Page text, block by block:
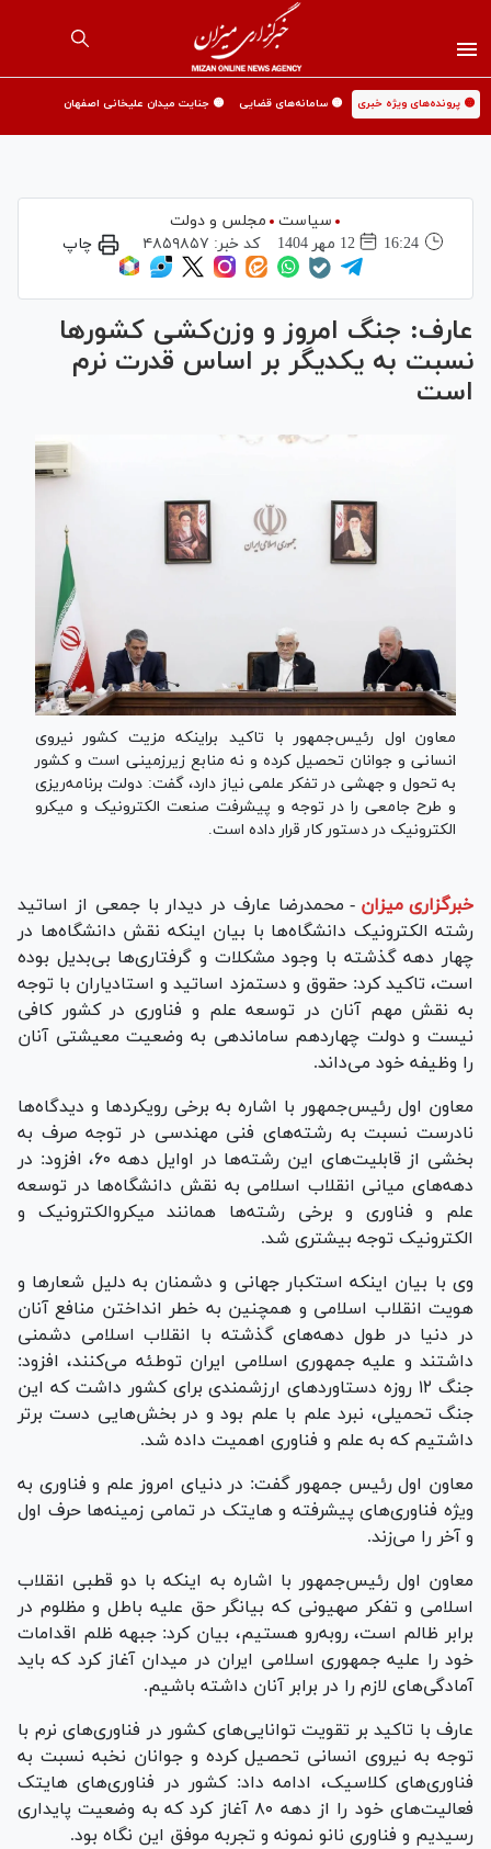
🟡 پرونده‌های ویژه خبری 🟡 سامانه‌های قضایی 🟡 جنایت میدان علیخانی اصفهان
سیاست
مجلس و دولت
16:24
12 مهر 1404 کد خبر: ۴۸۵۹۸۵۷ چاپ
عارف: جنگ امروز و وزن‌کشی‌ کشورها
نسبت به یکدیگر بر اساس قدرت نرم
است
معاون اول رئیس‌جمهور با تاکید براینکه مزیت کشور نیروی
انسانی و جوانان تحصیل کرده و نه منابع زیرزمینی است و کشور
به تحول و جهشی در تفکر علمی نیاز دارد، گفت: دولت برنامه‌ریزی
و طرح جامعی را در توجه و پیشرفت صنعت الکترونیک و میکرو
الکترونیک در دستور کار قرار داده است.
خبرگزاری میزان - محمدرضا عارف در دیدار با جمعی از اساتید
رشته الکترونیک دانشگاه‌ها با بیان اینکه نقش دانشگاه‌ها در
چهار دهه گذشته با وجود مشکلات و گرفتاری‌ها بی‌بدیل بوده
است، تاکید کرد: حقوق و دستمزد اساتید و استادیاران با توجه
به نقش مهم آنان در توسعه علم و فناوری در کشور کافی
نیست و دولت چهاردهم ساماندهی به وضعیت معیشتی آنان
را وظیفه خود می‌داند.
معاون اول رئیس‌جمهور با اشاره به برخی رویکرد‌ها و دیدگاه‌ها
نادرست نسبت به رشته‌های فنی مهندسی در توجه صرف به
بخشی از قابلیت‌های این رشته‌ها در اوایل دهه ۶۰، افزود: در
دهه‌های میانی انقلاب اسلامی به نقش دانشگاه‌ها در توسعه
علم و فناوری و برخی رشته‌ها همانند میکروالکترونیک و
الکترونیک توجه بیشتری شد.
وی با بیان اینکه استکبار جهانی و دشمنان به دلیل شعار‌ها و
هویت انقلاب اسلامی و همچنین به خطر انداختن منافع آنان
در دنیا در طول دهه‌های گذشته با انقلاب اسلامی دشمنی
داشتند و علیه جمهوری اسلامی ایران توطئه می‌کنند، افزود:
جنگ ۱۲ روزه دستاورد‌های ارزشمندی برای کشور داشت که این
جنگ تحمیلی، نبرد علم با علم بود و در بخش‌هایی دست برتر
داشتیم که به علم و فناوری اهمیت داده شد.
معاون اول رئیس جمهور گفت: در دنیای امروز علم و فناوری به
ویژه فناوری‌های پیشرفته و هایتک در تمامی زمینه‌ها حرف اول
و آخر را می‌زند.
معاون اول رئیس‌جمهور با اشاره به اینکه با دو قطبی انقلاب
اسلامی و تفکر صهیونی که بیانگر حق علیه باطل و مظلوم در
برابر ظالم است، رو‌به‌رو هستیم، بیان کرد: جبهه ظلم اقدامات
خود را علیه جمهوری اسلامی ایران در میدان آغاز کرد که باید
آمادگی‌های لازم را در برابر آنان داشته باشیم.
عارف با تاکید بر تقویت توانایی‌های کشور در فناوری‌های نرم با
توجه به نیروی انسانی تحصیل کرده و جوانان نخبه نسبت به
فناوری‌های کلاسیک، ادامه داد: کشور در فناوری‌های هایتک
فعالیت‌های خود را از دهه ۸۰ آغاز کرد که به وضعیت پایداری
رسیدیم و فناوری نانو نمونه و تجربه موفق این نگاه بود.